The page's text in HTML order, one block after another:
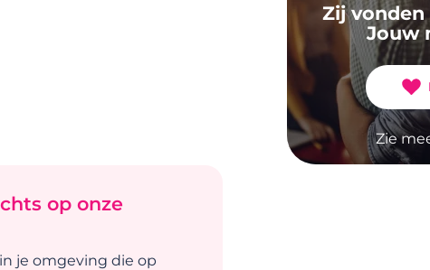
op onze
je omgeving die op
Zij
Jouw
Zie